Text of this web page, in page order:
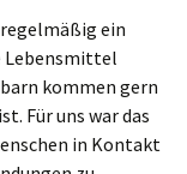
ein
Lebensmittel
kommen gern
Für uns war das
in Kontakt